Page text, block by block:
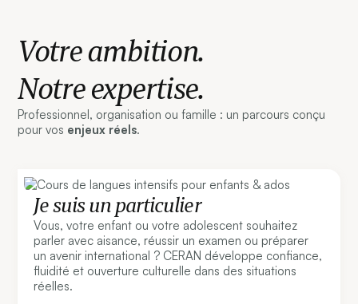
Votre ambition.
Notre expertise.
Professionnel, organisation ou famille : un parcours conçu
pour vos enjeux réels.
Je suis un particulier
Vous, votre enfant ou votre adolescent souhaitez
parler avec aisance, réussir un examen ou préparer
un avenir international ? CERAN développe confiance,
fluidité et ouverture culturelle dans des situations
réelles.